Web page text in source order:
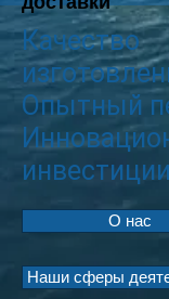
Качество
Опытный
инвестиции
О нас
Наши сферы